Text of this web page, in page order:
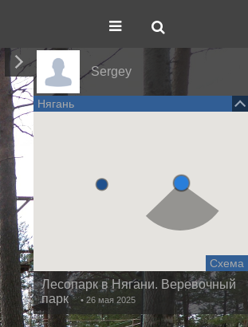
Sergey
Нягань
Схема
Лесопарк в Нягани. Веревочный
парк • 26 мая 2025